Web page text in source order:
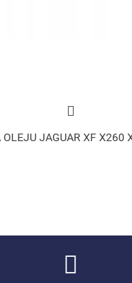
OLEJU JAGUAR XF X260